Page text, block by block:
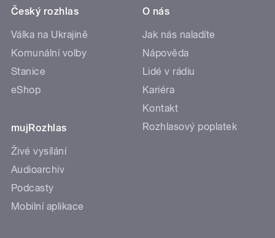
Český rozhlas
Válka na Ukrajině
Komunální volby
Stanice
eShop
mujRozhlas
Živé vysílání
Audioarchiv
Podcasty
Mobilní aplikace
O nás
Jak nás naladíte
Nápověda
Lidé v rádiu
Kariéra
Kontakt
Rozhlasový poplatek